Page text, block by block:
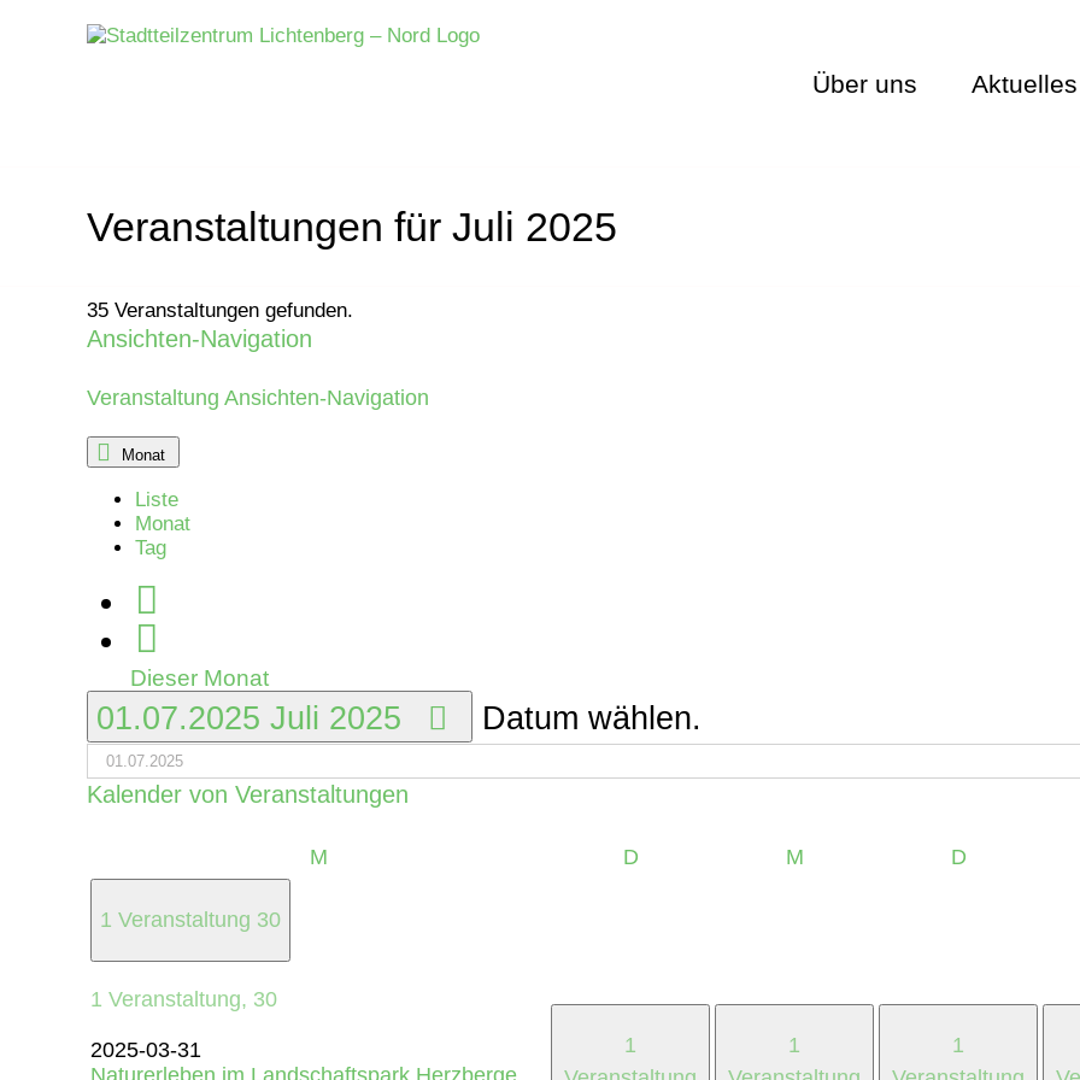
Über uns Aktuelles
Veranstaltungen für Juli 2025
35 Veranstaltungen gefunden.
Veranstaltungen
Ansichten-Navigation
Veranstaltung Ansichten-Navigation
Monat
Liste
Monat
Tag
Dieser Monat
01.07.2025 Juli 2025 Datum wählen.
Kalender von Veranstaltungen
MMontag DDienstag MMittwoch DDonnerstag
1 Veranstaltung 30
1 Veranstaltung, 30
2025-03-31
1
1
1